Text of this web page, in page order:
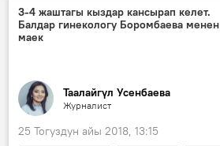
ТИМ
3-4 жаштагы кыздар кансырап келет.
Балдар гинекологу Боромбаева менен
маек
Таалайгүл Усенбаева
Журналист
25 Тогуздун айы 2018, 13:15